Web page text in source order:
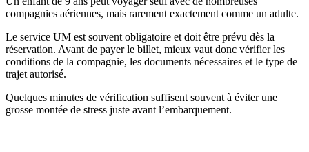
compagnies aériennes, mais rarement exactement comme un adulte.
Le service UM est souvent obligatoire et doit être prévu dès la
réservation. Avant de payer le billet, mieux vaut donc vérifier les
conditions de la compagnie, les documents nécessaires et le type de
trajet autorisé.
Quelques minutes de vérification suffisent souvent à éviter une
grosse montée de stress juste avant l’embarquement.